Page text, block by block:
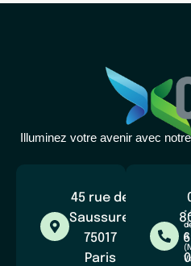
Illuminez votre avenir avec
45 rue de
Saussure,
75017
Paris
à